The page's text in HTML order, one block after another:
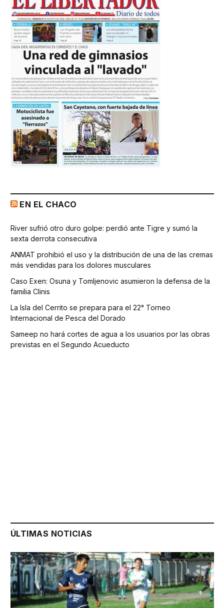
EN EL CHACO
River sufrió otro duro golpe: perdió ante Tigre y sumó la
sexta derrota consecutiva
ANMAT prohibió el uso y la distribución de una de las cremas
más vendidas para los dolores musculares
Caso Exen: Osuna y Tomljenovic asumieron la defensa de la
familia Clinis
La Isla del Cerrito se prepara para el 22° Torneo
Internacional de Pesca del Dorado
Sameep no hará cortes de agua a los usuarios por las obras
previstas en el Segundo Acueducto
ÚLTIMAS NOTICIAS